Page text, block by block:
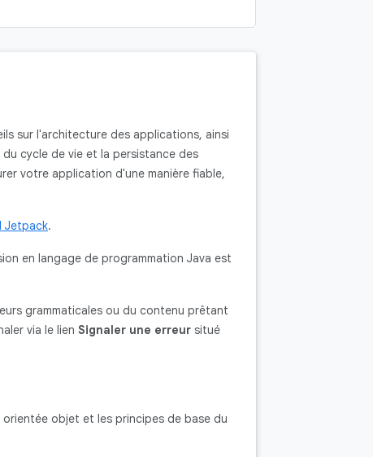
sur l'architecture des applications, ainsi
cycle de vie et la persistance des
votre application d'une manière fiable,
Jetpack.
en langage de programmation Java est
grammaticales ou du contenu prêtant
via le lien Signaler une erreur situé
objet et les principes de base du